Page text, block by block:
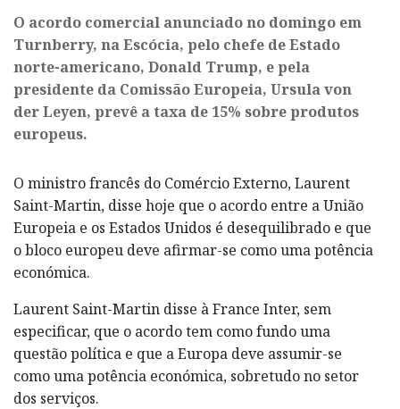
O acordo comercial anunciado no domingo em
Turnberry, na Escócia, pelo chefe de Estado
norte-americano, Donald Trump, e pela
presidente da Comissão Europeia, Ursula von
der Leyen, prevê a taxa de 15% sobre produtos
europeus.
O ministro francês do Comércio Externo, Laurent
Saint-Martin, disse hoje que o acordo entre a União
Europeia e os Estados Unidos é desequilibrado e que
o bloco europeu deve afirmar-se como uma potência
económica.
Laurent Saint-Martin disse à France Inter, sem
especificar, que o acordo tem como fundo uma
questão política e que a Europa deve assumir-se
como uma potência económica, sobretudo no setor
dos serviços.